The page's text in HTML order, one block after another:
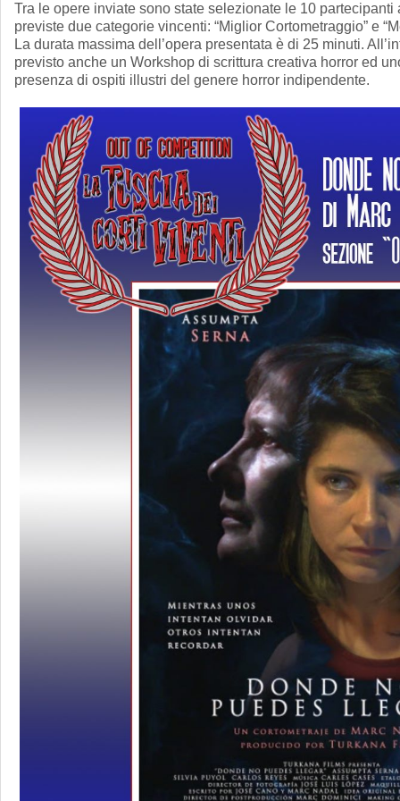
Tra le opere inviate sono state selezionate le 10 partecipanti
previste due categorie vincenti: “Miglior Cortometraggio” e
La durata massima dell’opera presentata è di 25 minuti.
previsto anche un Workshop di scrittura creativa horror ed
presenza di ospiti illustri del genere horror indipendente.